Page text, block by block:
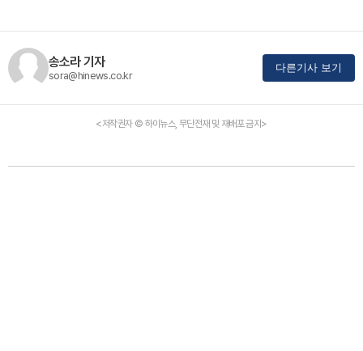
송소라 기자
sora@hinews.co.kr
다른기사 보기
<저작권자 © 하이뉴스, 무단전재 및 재배포 금지>